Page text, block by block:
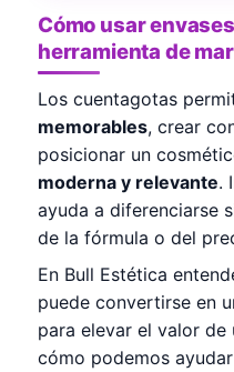
Cómo usar
herramienta de
Los cuentagotas
memorables, crear
posicionar un
moderna y relevante.
ayuda a diferenciarse
de la fórmula o del
En Bull Estética
puede convertirse en
para elevar el valor de
cómo podemos